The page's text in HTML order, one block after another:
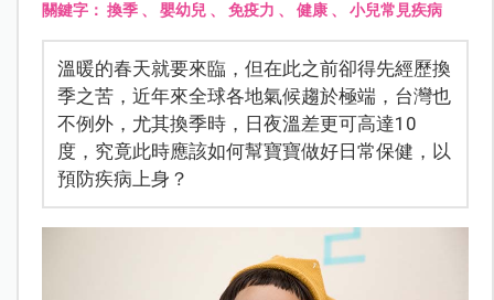
關鍵字： 換季、 嬰幼兒、 免疫力 、 健康、 小兒常見疾病
溫暖的春天就要來臨，但在此之前卻得先經歷換
季之苦，近年來全球各地氣候趨於極端，台灣也
不例外，尤其換季時，日夜溫差更可高達10
度，究竟此時應該如何幫寶寶做好日常保健，以
預防疾病上身？